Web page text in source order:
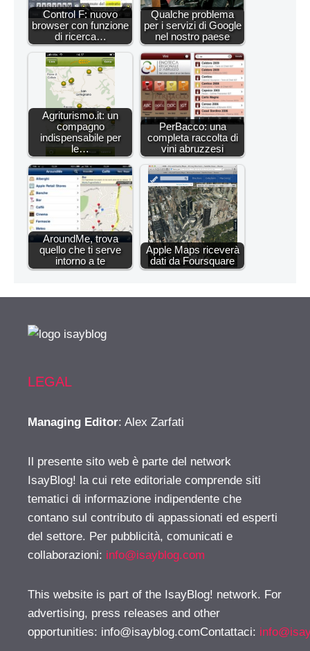
Control F: nuovo
browser con funzione
di ricerca…
Qualche problema
per i servizi di Google
nel nostro paese
Agriturismo.it: un
compagno
indispensabile per
le…
PerBacco: una
completa raccolta di
vini abruzzesi
AroundMe, trova
quello che ti serve
intorno a te
Apple Maps riceverà
dati da Foursquare
LEGAL
Managing Editor: Alex Zarfati
Il presente sito web è parte del network
IsayBlog! la cui rete editoriale comprende siti
tematici di informazione indipendente che
contano sul contributo di appassionati ed esperti
del settore. Per pubblicità, comunicati e
collaborazioni: info@isayblog.com
This website is part of the IsayBlog! network. For
advertising, press releases and other
opportunities: info@isayblog.comContattaci: